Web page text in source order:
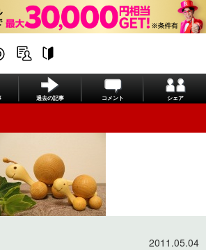
過去の記事 コメント シェア
2011.05.04